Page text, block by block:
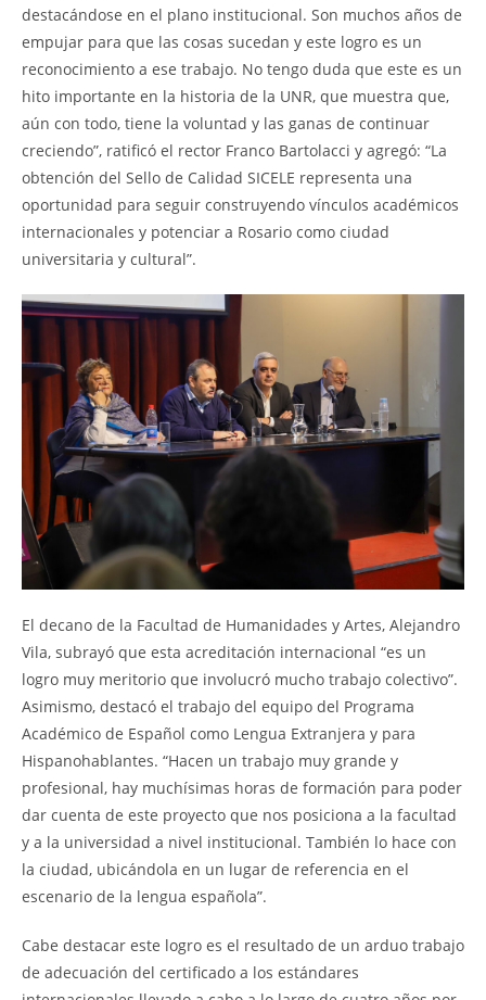
destacándose en el plano institucional. Son muchos años de
empujar para que las cosas sucedan y este logro es un
reconocimiento a ese trabajo. No tengo duda que este es un
hito importante en la historia de la UNR, que muestra que,
aún con todo, tiene la voluntad y las ganas de continuar
creciendo”, ratificó el rector Franco Bartolacci y agregó: “La
obtención del Sello de Calidad SICELE representa una
oportunidad para seguir construyendo vínculos académicos
internacionales y potenciar a Rosario como ciudad
universitaria y cultural”.
El decano de la Facultad de Humanidades y Artes, Alejandro
Vila, subrayó que esta acreditación internacional “es un
logro muy meritorio que involucró mucho trabajo colectivo”.
Asimismo, destacó el trabajo del equipo del Programa
Académico de Español como Lengua Extranjera y para
Hispanohablantes. “Hacen un trabajo muy grande y
profesional, hay muchísimas horas de formación para poder
dar cuenta de este proyecto que nos posiciona a la facultad
y a la universidad a nivel institucional. También lo hace con
la ciudad, ubicándola en un lugar de referencia en el
escenario de la lengua española”.
Cabe destacar este logro es el resultado de un arduo trabajo
de adecuación del certificado a los estándares